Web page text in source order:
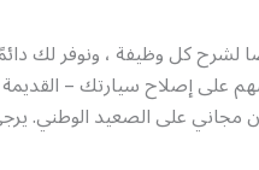
لشرح كل وظيفة ، ونوفر لك
على إصلاح سيارتك –
مجاني على الصعيد الوطني.